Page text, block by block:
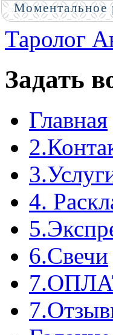
Таролог
Задать
Главная
4.
6.Свечи
Моментальное